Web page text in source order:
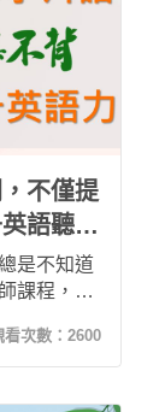
不僅提
語聽說
是不知道
課程，也
其不背】
聽說讀寫
看次數： 2600